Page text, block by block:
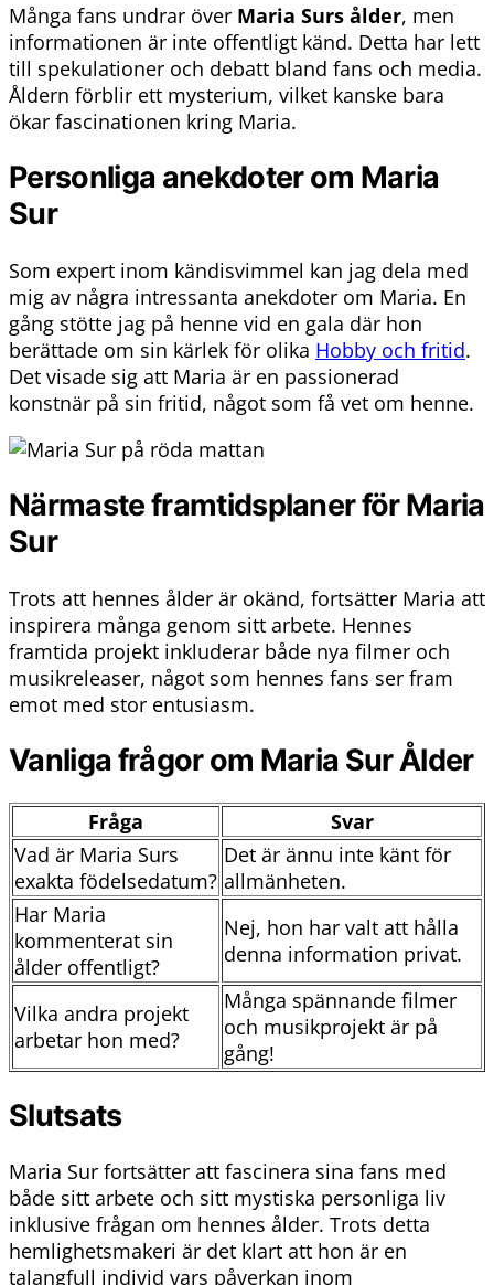
Många fans undrar över Maria Surs ålder, men
informationen är inte offentligt känd. Detta har lett
till spekulationer och debatt bland fans och media.
Åldern förblir ett mysterium, vilket kanske bara
ökar fascinationen kring Maria.
Personliga anekdoter om Maria
Sur
Som expert inom kändisvimmel kan jag dela med
mig av några intressanta anekdoter om Maria. En
gång stötte jag på henne vid en gala där hon
berättade om sin kärlek för olika Hobby och fritid.
Det visade sig att Maria är en passionerad
konstnär på sin fritid, något som få vet om henne.
Närmaste framtidsplaner för Maria
Sur
Trots att hennes ålder är okänd, fortsätter Maria att
inspirera många genom sitt arbete. Hennes
framtida projekt inkluderar både nya filmer och
musikreleaser, något som hennes fans ser fram
emot med stor entusiasm.
Vanliga frågor om Maria Sur Ålder
Fråga
Svar
Vad är Maria Surs
exakta födelsedatum?
Det är ännu inte känt för
allmänheten.
Har Maria
kommenterat sin
ålder offentligt?
Nej, hon har valt att hålla
denna information privat.
Vilka andra projekt
arbetar hon med?
Många spännande filmer
och musikprojekt är på
gång!
Slutsats
Maria Sur fortsätter att fascinera sina fans med
både sitt arbete och sitt mystiska personliga liv
inklusive frågan om hennes ålder. Trots detta
hemlighetsmakeri är det klart att hon är en
talangfull individ vars påverkan inom